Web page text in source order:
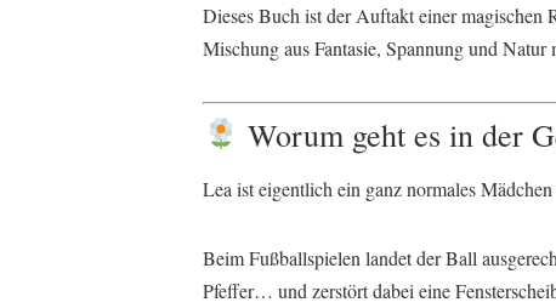
Dieses Buch ist der Auftakt einer magischen
Mischung aus Fantasie, Spannung und Natur
Worum geht es in der
Lea ist eigentlich ein ganz normales
Beim Fußballspielen landet der Ball
Pfeffer… und zerstört dabei eine